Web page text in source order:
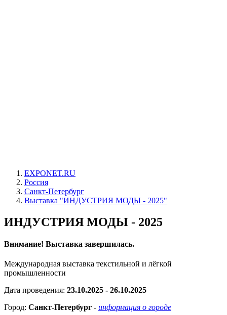
EXPONET.RU
Россия
Санкт-Петербург
Выставка "ИНДУСТРИЯ МОДЫ - 2025"
ИНДУСТРИЯ МОДЫ - 2025
Внимание! Выставка завершилась.
Международная выставка текстильной и лёгкой
промышленности
Дата проведения: 23.10.2025 - 26.10.2025
Город: Санкт-Петербург - информация о городе